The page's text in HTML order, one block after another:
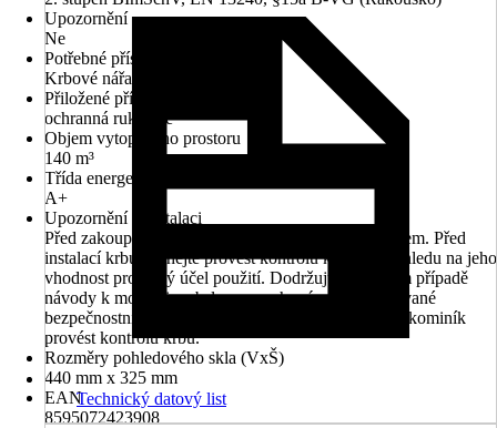
Upozornění
Ne
Potřebné příslušenství
Krbové nářadí
Přiložené příslušenství
ochranná rukavice
Objem vytopeného prostoru
140 m³
Třída energetické náročnosti
A+
Upozornění k instalaci
Před zakoupením krbu se poraďte se svým kominíkem. Před
instalací krbu nechejte provést kontrolu komínu v ohledu na jeho
vhodnost pro daný účel použití. Dodržujte v každém případě
návody k montáži a obsluze a zachovávejte požadované
bezpečnostní odstupy. Před prvním zatopením musí kominík
provést kontrolu krbu.
Rozměry pohledového skla (VxŠ)
440 mm x 325 mm
EAN
8595072423908
Technický datový list